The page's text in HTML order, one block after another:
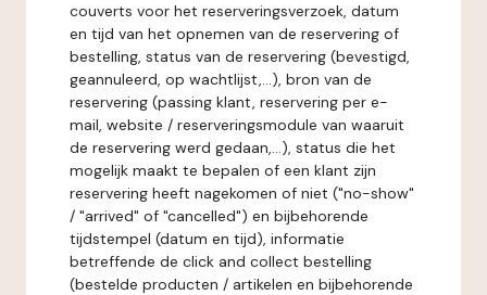
couverts voor het reserveringsverzoek, datum
en tijd van het opnemen van de reservering of
bestelling, status van de reservering (bevestigd,
geannuleerd, op wachtlijst,...), bron van de
reservering (passing klant, reservering per e-
mail, website / reserveringsmodule van waaruit
de reservering werd gedaan,...), status die het
mogelijk maakt te bepalen of een klant zijn
reservering heeft nagekomen of niet ("no-show"
/ "arrived" of "cancelled") en bijbehorende
tijdstempel (datum en tijd), informatie
betreffende de click and collect bestelling
(bestelde producten / artikelen en bijbehorende